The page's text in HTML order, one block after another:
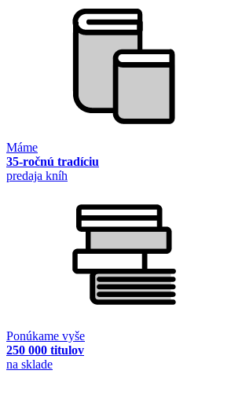
Máme
35-ročnú tradíciu
predaja kníh
Ponúkame vyše
250 000 titulov
na sklade